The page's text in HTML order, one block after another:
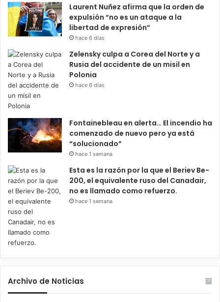
Laurent Nuñez afirma que la orden de
expulsión “no es un ataque a la
libertad de expresión”
hace 6 días
Zelensky culpa a Corea del Norte y a
Rusia del accidente de un misil en
Polonia
hace 6 días
Fontainebleau en alerta… El incendio ha
comenzado de nuevo pero ya está
“solucionado”
hace 1 semana
Esta es la razón por la que el Beriev Be-
200, el equivalente ruso del Canadair,
no es llamado como refuerzo.
hace 1 semana
Archivo de Noticias